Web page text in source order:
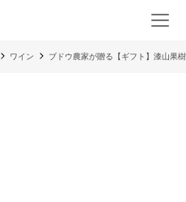
ワイン ブドウ農家が贈る【ギフト】漆山果